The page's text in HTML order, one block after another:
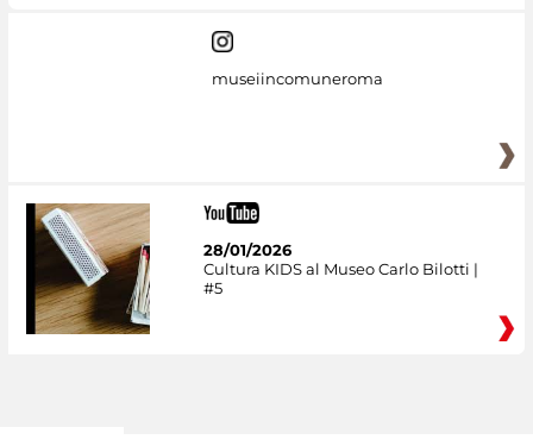
museiincomuneroma
28/01/2026
Cultura KIDS al Museo Carlo Bilotti |
#5